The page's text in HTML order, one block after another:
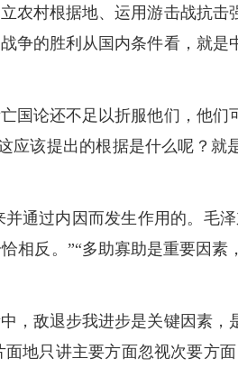
农村根据地、运用游击战抗击
争的胜利从国内条件看，就是
国论还不足以折服他们，他们
应该提出的根据是什么呢？就
通过内因而发生作用的。毛
相反。”“多助寡助是重要因素
，敌退步我进步是关键因素，
地只讲主要方面忽视次要方